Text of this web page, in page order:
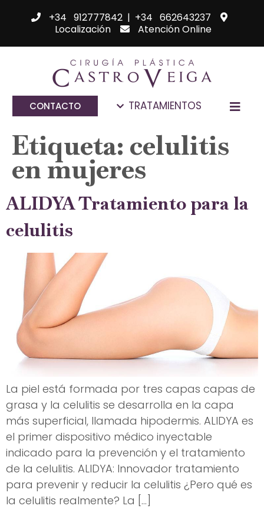
+34 912777842| +34 662643237
Localización
Atención Online
CONTACTO TRATAMIENTOS
Etiqueta: celulitis
en mujeres
ALIDYA Tratamiento para la
celulitis
La piel está formada por tres capas capas de
grasa y la celulitis se desarrolla en la capa
más superficial, llamada hipodermis. ALIDYA es
el primer dispositivo médico inyectable
indicado para la prevención y el tratamiento
de la celulitis. ALIDYA: Innovador tratamiento
para prevenir y reducir la celulitis ¿Pero qué es
la celulitis realmente? La […]